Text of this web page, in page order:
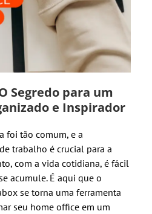
Segredo para um
e Inspirador
foi tão comum, e a
trabalho é crucial para a
com a vida cotidiana, é fácil
acumule. É aqui que o
se torna uma ferramenta
seu home office em um